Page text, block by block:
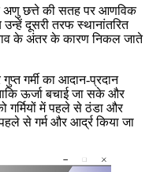
अणु छत्ते की सतह पर आणविक
दूसरी तरफ स्थानांतरित
के अंतर के कारण निकल जाते
गर्मी का आदान-प्रदान
ऊर्जा बचाई जा सके और
गर्मियों में पहले से ठंडा और
से गर्म और आर्द्र किया जा